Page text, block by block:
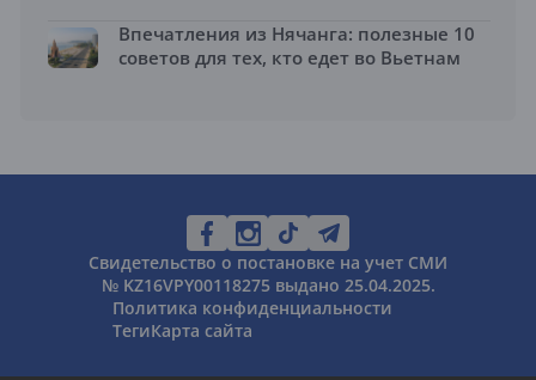
Впечатления из Нячанга: полезные 10
советов для тех, кто едет во Вьетнам
Свидетельство о постановке на учет СМИ
№ KZ16VPY00118275 выдано 25.04.2025.
Политика конфиденциальности
ТегиКарта сайта